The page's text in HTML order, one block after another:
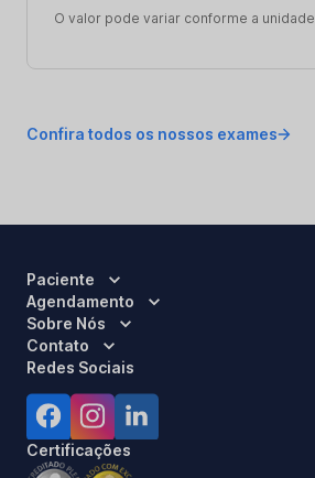
O valor pode variar conforme a unidade
Confira todos os nossos exames
Paciente
Agendamento
Sobre Nós
Contato
Redes Sociais
Certificações